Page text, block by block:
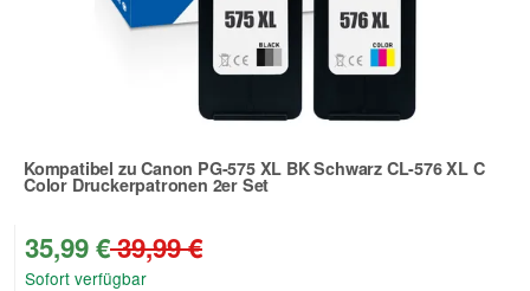
Kompatibel zu Canon PG-575 XL BK Schwarz CL-576 XL C
Color Druckerpatronen 2er Set
Zur Artikelbewertung
35,99 €39,99 €
Sofort verfügbar